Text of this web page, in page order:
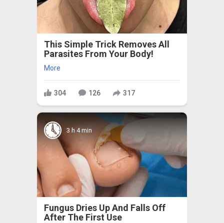
This Simple Trick Removes All
Parasites From Your Body!
More
304 126 317
3 h 4 min
Fungus Dries Up And Falls Off
After The First Use